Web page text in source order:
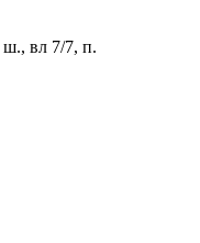
ш., вл 7/7, п.